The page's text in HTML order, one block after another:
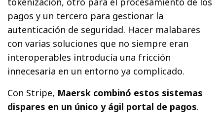
pagos y un tercero para gestionar la
autenticación de seguridad. Hacer malabares
con varias soluciones que no siempre eran
interoperables introducía una fricción
innecesaria en un entorno ya complicado.
Con Stripe, Maersk combinó estos sistemas
dispares en un único y ágil portal de pagos.